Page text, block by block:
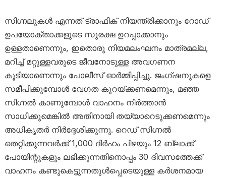
സിഗ്നലുകൾ എന്നത് ട്രാഫിക് നിയന്ത്രിക്കാനും റോഡ്
ഉപയോക്താക്കളുടെ സുരക്ഷ ഉറപ്പാക്കാനും
ഉള്ളതാണെന്നും, ഇതൊരു നിയമലംഘനം മാത്രമല്ല,
മറിച്ച് മറ്റുള്ളവരുടെ ജീവനോടുള്ള അവഗണന
കൂടിയാണെന്നും പോലീസ് ഓർമ്മിപ്പിച്ചു. ജംഗ്ഷനുകളെ
സമീപിക്കുമ്പോൾ വേഗത കുറയ്ക്കണമെന്നും, മഞ്ഞ
സിഗ്നൽ കാണുമ്പോൾ വാഹനം നിർത്താൻ
സാധിക്കുമെങ്കിൽ അതിനായി തയ്യാറെടുക്കണമെന്നും
അധികൃതർ നിർദ്ദേശിക്കുന്നു. റെഡ് സിഗ്നൽ
തെറ്റിക്കുന്നവർക്ക് 1,000 ദിർഹം പിഴയും 12 ബ്ലാക്ക്
പോയിന്റുകളും ലഭിക്കുന്നതിനൊപ്പം 30 ദിവസത്തേക്ക്
വാഹനം കണ്ടുകെട്ടുന്നതുൾപ്പെടെയുള്ള കർശനമായ